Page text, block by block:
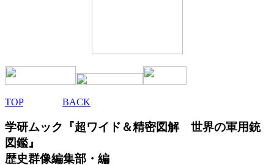
TOP BACK
学研ムック 『超ワイド＆精密図解 世界の軍用銃
図鑑』
歴史群像編集部・編